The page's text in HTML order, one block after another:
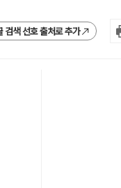
검색 선호 출처로 추가